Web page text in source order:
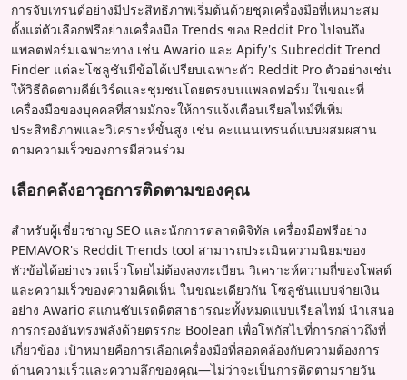
การจับเทรนด์อย่างมีประสิทธิภาพเริ่มต้นด้วยชุดเครื่องมือที่เหมาะสม
ตั้งแต่ตัวเลือกฟรีอย่างเครื่องมือ Trends ของ Reddit Pro ไปจนถึง
แพลตฟอร์มเฉพาะทาง เช่น Awario และ Apify's Subreddit Trend
Finder แต่ละโซลูชันมีข้อได้เปรียบเฉพาะตัว Reddit Pro ตัวอย่างเช่น
ให้วิธีติดตามคีย์เวิร์ดและชุมชนโดยตรงบนแพลตฟอร์ม ในขณะที่
เครื่องมือของบุคคลที่สามมักจะให้การแจ้งเตือนเรียลไทม์ที่เพิ่ม
ประสิทธิภาพและวิเคราะห์ขั้นสูง เช่น คะแนนเทรนด์แบบผสมผสาน
ตามความเร็วของการมีส่วนร่วม
เลือกคลังอาวุธการติดตามของคุณ
สำหรับผู้เชี่ยวชาญ SEO และนักการตลาดดิจิทัล เครื่องมือฟรีอย่าง
PEMAVOR's Reddit Trends tool สามารถประเมินความนิยมของ
หัวข้อได้อย่างรวดเร็วโดยไม่ต้องลงทะเบียน วิเคราะห์ความถี่ของโพสต์
และความเร็วของความคิดเห็น ในขณะเดียวกัน โซลูชันแบบจ่ายเงิน
อย่าง Awario สแกนซับเรดดิตสาธารณะทั้งหมดแบบเรียลไทม์ นำเสนอ
การกรองอันทรงพลังด้วยตรรกะ Boolean เพื่อโฟกัสไปที่การกล่าวถึงที่
เกี่ยวข้อง เป้าหมายคือการเลือกเครื่องมือที่สอดคล้องกับความต้องการ
ด้านความเร็วและความลึกของคุณ—ไม่ว่าจะเป็นการติดตามรายวัน